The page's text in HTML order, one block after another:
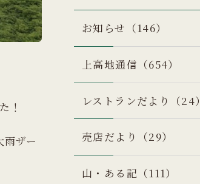
！
雨ザー
お知らせ（146）
上高地通信（654）
レストランだより（24）
売店だより（29）
山・ある記（111）